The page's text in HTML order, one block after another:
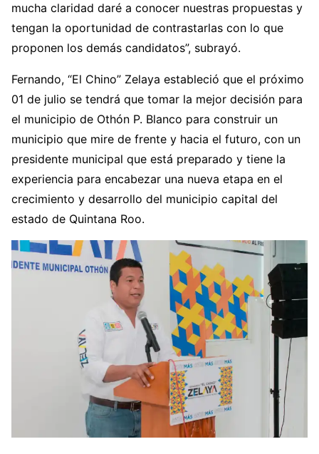
mucha claridad daré a conocer nuestras propuestas y
tengan la oportunidad de contrastarlas con lo que
proponen los demás candidatos”, subrayó.
Fernando, “El Chino” Zelaya estableció que el próximo
01 de julio se tendrá que tomar la mejor decisión para
el municipio de Othón P. Blanco para construir un
municipio que mire de frente y hacia el futuro, con un
presidente municipal que está preparado y tiene la
experiencia para encabezar una nueva etapa en el
crecimiento y desarrollo del municipio capital del
estado de Quintana Roo.